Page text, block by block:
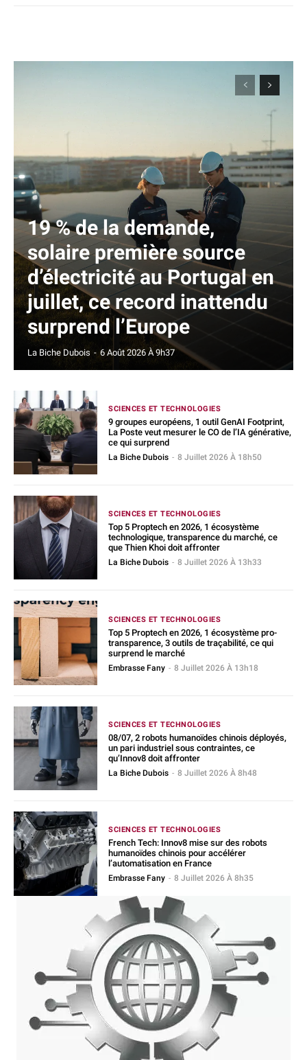
19 % de la demande,
solaire première source
d’électricité au Portugal en
juillet, ce record inattendu
surprend l’Europe
La Biche Dubois - 6 Août 2026 À 9h37
SCIENCES ET TECHNOLOGIES
9 groupes européens, 1 outil GenAI Footprint,
La Poste veut mesurer le CO de l’IA générative,
ce qui surprend
La Biche Dubois - 8 Juillet 2026 À 18h50
SCIENCES ET TECHNOLOGIES
Top 5 Proptech en 2026, 1 écosystème
technologique, transparence du marché, ce
que Thien Khoi doit affronter
La Biche Dubois - 8 Juillet 2026 À 13h33
SCIENCES ET TECHNOLOGIES
Top 5 Proptech en 2026, 1 écosystème pro-
transparence, 3 outils de traçabilité, ce qui
surprend le marché
Embrasse Fany - 8 Juillet 2026 À 13h18
SCIENCES ET TECHNOLOGIES
08/07, 2 robots humanoïdes chinois déployés,
un pari industriel sous contraintes, ce
qu’Innov8 doit affronter
La Biche Dubois - 8 Juillet 2026 À 8h48
SCIENCES ET TECHNOLOGIES
French Tech: Innov8 mise sur des robots
humanoïdes chinois pour accélérer
l’automatisation en France
Embrasse Fany - 8 Juillet 2026 À 8h35